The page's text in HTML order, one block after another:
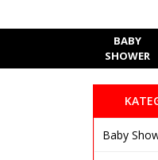
BABY
SHOWER
Baby